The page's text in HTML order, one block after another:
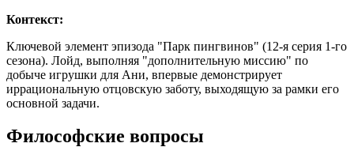
Контекст:
Ключевой элемент эпизода "Парк пингвинов" (12-я серия 1-го
сезона). Лойд, выполняя "дополнительную миссию" по
добыче игрушки для Ани, впервые демонстрирует
иррациональную отцовскую заботу, выходящую за рамки его
основной задачи.
Философские вопросы